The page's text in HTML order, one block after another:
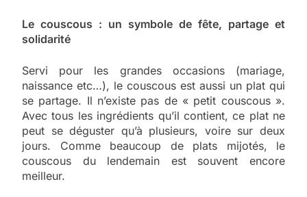
Le couscous : un symbole de fête, partage et
solidarité
Servi pour les grandes occasions (mariage,
naissance etc…), le couscous est aussi un plat qui
se partage. Il n’existe pas de « petit couscous ».
Avec tous les ingrédients qu’il contient, ce plat ne
peut se déguster qu’à plusieurs, voire sur deux
jours. Comme beaucoup de plats mijotés, le
couscous du lendemain est souvent encore
meilleur.